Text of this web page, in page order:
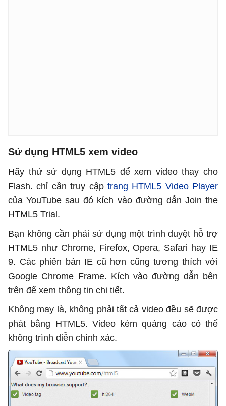
Sử dụng HTML5 xem video
Hãy thử sử dụng HTML5 để xem video thay cho
Flash. chỉ cần truy cập trang HTML5 Video Player
của YouTube sau đó kích vào đường dẫn Join the
HTML5 Trial.
Bạn không cần phải sử dụng một trình duyệt hỗ trợ
HTML5 như Chrome, Firefox, Opera, Safari hay IE
9. Các phiên bản IE cũ hơn cũng tương thích với
Google Chrome Frame. Kích vào đường dẫn bên
trên để xem thông tin chi tiết.
Không may là, không phải tất cả video đều sẽ được
phát bằng HTML5. Video kèm quảng cáo có thể
không trình diễn chính xác.